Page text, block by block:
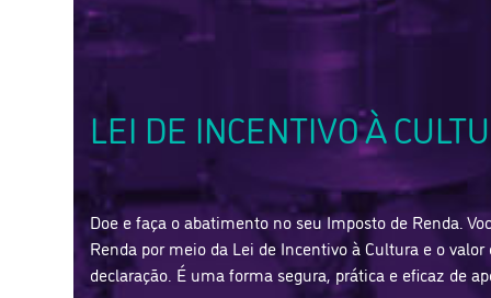
LEI DE INCENTIVO À
Doe e faça o abatimento no seu Imposto de Renda.
Renda por meio da Lei de Incentivo à Cultura e o
declaração. É uma forma segura, prática e eficaz de